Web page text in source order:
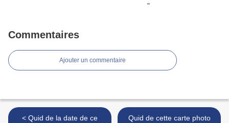
Commentaires
Ajouter un commentaire
< Quid de la date de ce
Quid de cette carte photo